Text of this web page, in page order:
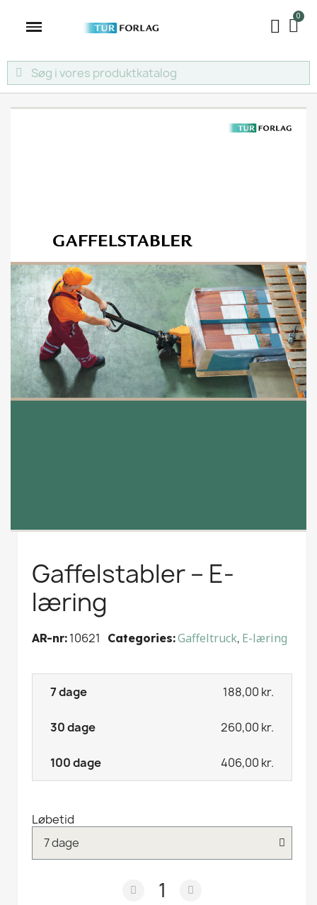
Gaffelstabler – E-
læring
AR-nr 10621 Categories Gaffeltruck, E-læring
188,00 kr.
260,00 kr.
406,00 kr.
Løbetid